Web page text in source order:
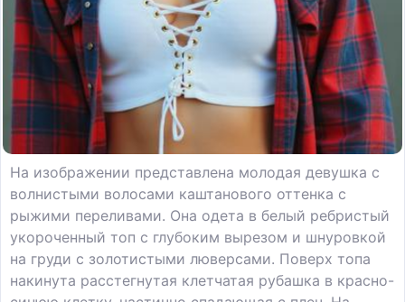
На изображении представлена молодая девушка с
волнистыми волосами каштанового оттенка с
рыжими переливами. Она одета в белый ребристый
укороченный топ с глубоким вырезом и шнуровкой
на груди с золотистыми люверсами. Поверх топа
накинута расстегнутая клетчатая рубашка в красно-